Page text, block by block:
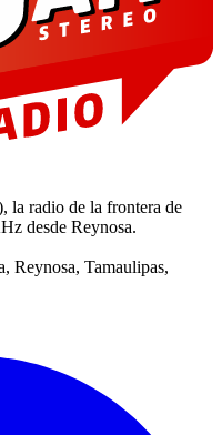
radio de la frontera de
desde Reynosa.
Reynosa, Tamaulipas,